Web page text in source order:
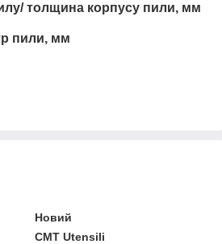
толщина корпусу пили, мм
пили, мм
Новий
CMT Utensili